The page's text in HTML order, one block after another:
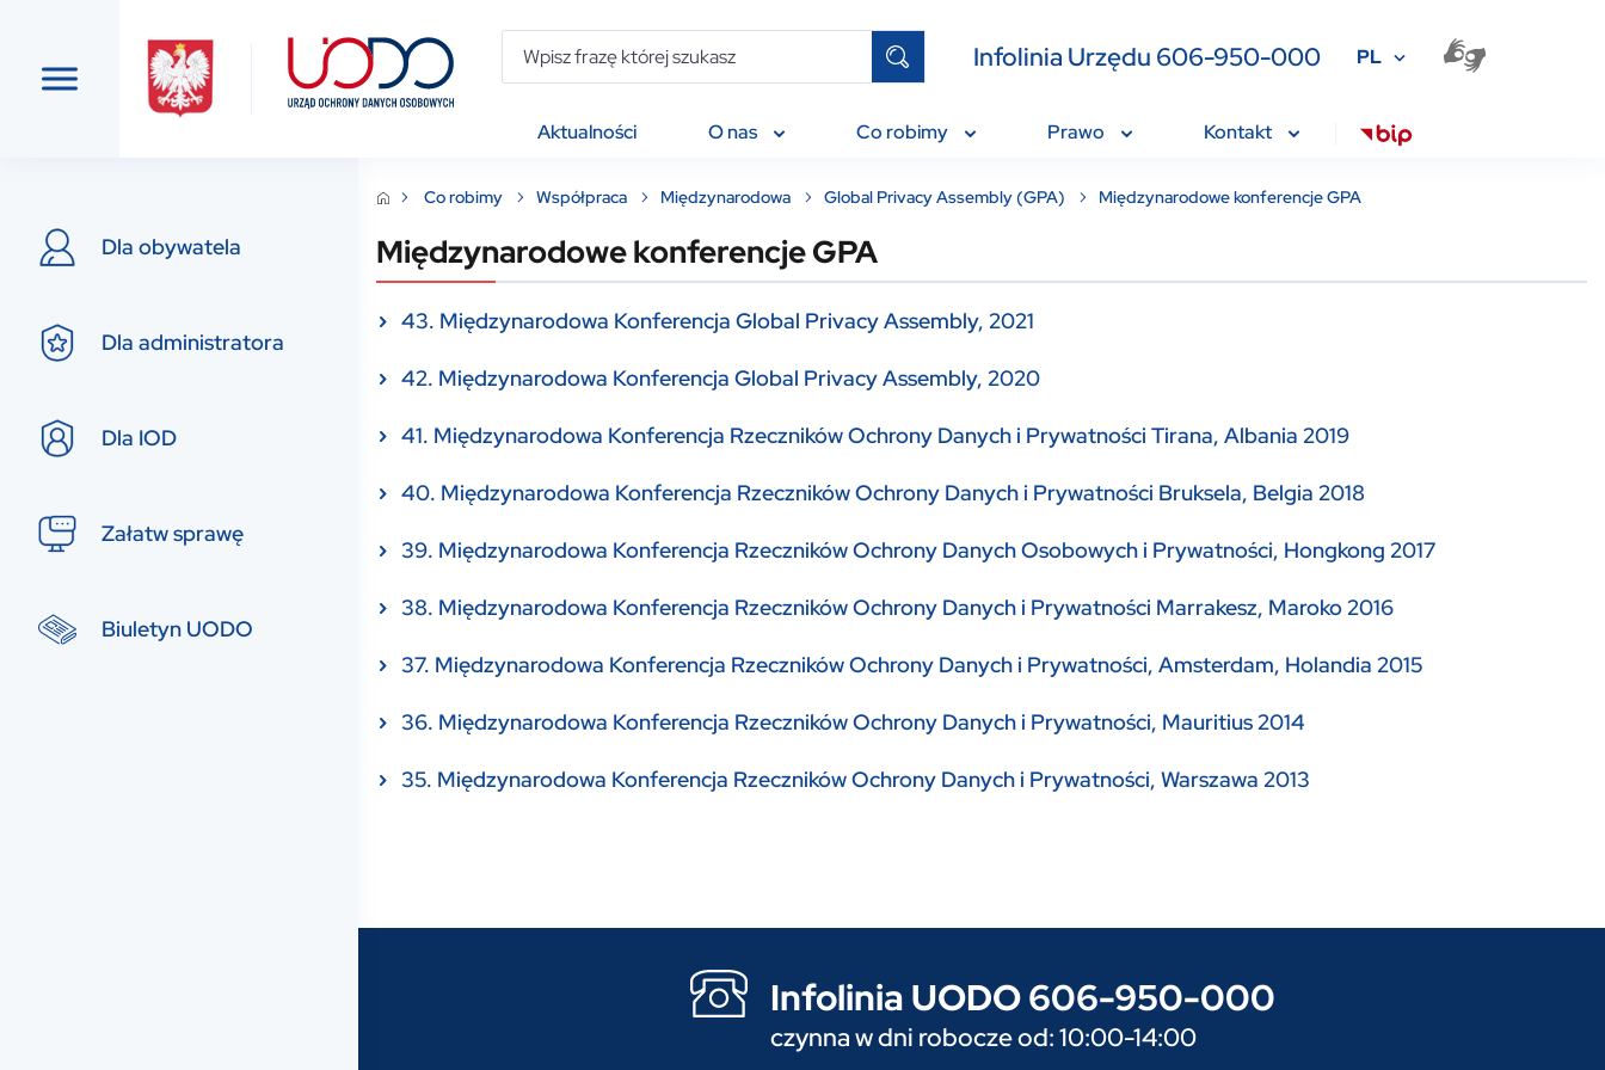
Infolinia Urzędu 606-950-000 PL
Aktualności O nas Co robimy Prawo Kontakt
Dla obywatela
Dla administratora
Dla IOD
Załatw sprawę
Biuletyn UODO
Co robimy Współpraca Międzynarodowa Global Privacy Assembly (GPA) Międzynarodowe konferencje GPA
Międzynarodowe konferencje GPA
43. Międzynarodowa Konferencja Global Privacy Assembly, 2021
42. Międzynarodowa Konferencja Global Privacy Assembly, 2020
41. Międzynarodowa Konferencja Rzeczników Ochrony Danych i Prywatności Tirana, Albania 2019
40. Międzynarodowa Konferencja Rzeczników Ochrony Danych i Prywatności Bruksela, Belgia 2018
39. Międzynarodowa Konferencja Rzeczników Ochrony Danych Osobowych i Prywatności, Hongkong 2017
38. Międzynarodowa Konferencja Rzeczników Ochrony Danych i Prywatności Marrakesz, Maroko 2016
37. Międzynarodowa Konferencja Rzeczników Ochrony Danych i Prywatności, Amsterdam, Holandia 2015
36. Międzynarodowa Konferencja Rzeczników Ochrony Danych i Prywatności, Mauritius 2014
35. Międzynarodowa Konferencja Rzeczników Ochrony Danych i Prywatności, Warszawa 2013
Infolinia UODO 606-950-000
czynna w dni robocze od: 10:00-14:00